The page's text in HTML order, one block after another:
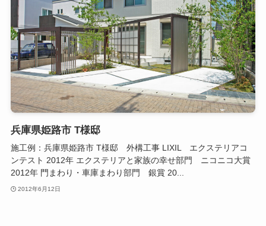
兵庫県姫路市 T様邸
施工例：兵庫県姫路市 T様邸 外構工事 LIXIL エクステリアコ
ンテスト 2012年 エクステリアと家族の幸せ部門 ニコニコ大賞
2012年 門まわり・車庫まわり部門 銀賞 20...
2012年6月12日